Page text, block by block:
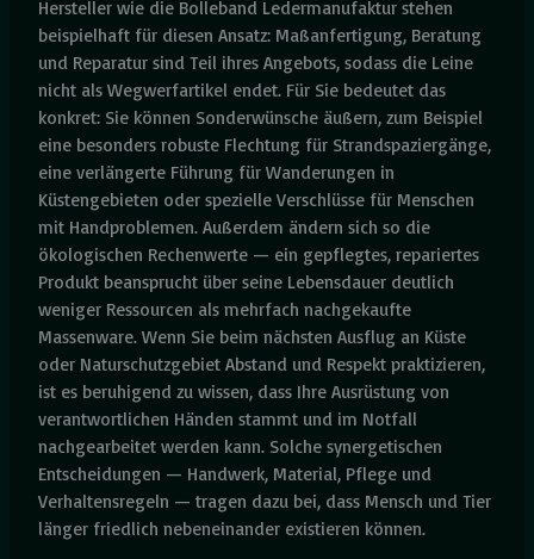
Hersteller wie die Bolleband Ledermanufaktur stehen
beispielhaft für diesen Ansatz: Maßanfertigung, Beratung
und Reparatur sind Teil ihres Angebots, sodass die Leine
nicht als Wegwerfartikel endet. Für Sie bedeutet das
konkret: Sie können Sonderwünsche äußern, zum Beispiel
eine besonders robuste Flechtung für Strandspaziergänge,
eine verlängerte Führung für Wanderungen in
Küstengebieten oder spezielle Verschlüsse für Menschen
mit Handproblemen. Außerdem ändern sich so die
ökologischen Rechenwerte — ein gepflegtes, repariertes
Produkt beansprucht über seine Lebensdauer deutlich
weniger Ressourcen als mehrfach nachgekaufte
Massenware. Wenn Sie beim nächsten Ausflug an Küste
oder Naturschutzgebiet Abstand und Respekt praktizieren,
ist es beruhigend zu wissen, dass Ihre Ausrüstung von
verantwortlichen Händen stammt und im Notfall
nachgearbeitet werden kann. Solche synergetischen
Entscheidungen — Handwerk, Material, Pflege und
Verhaltensregeln — tragen dazu bei, dass Mensch und Tier
länger friedlich nebeneinander existieren können.